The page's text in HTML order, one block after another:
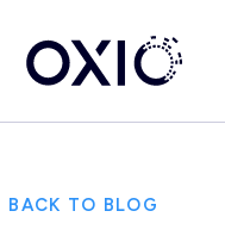
BACK TO BLOG